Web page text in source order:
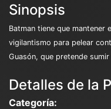
Sinopsis
Batman tiene que mantener
vigilantismo para pelear
Guasón, que pretende
Detalles de la
Categoría: